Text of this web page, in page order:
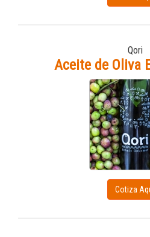
Qori
Aceite de Oliva
Cotiza